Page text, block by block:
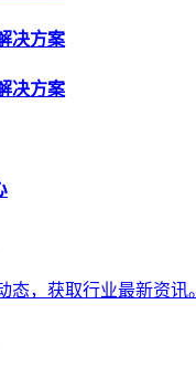
决方案
决方案
态，获取行业最新资讯。